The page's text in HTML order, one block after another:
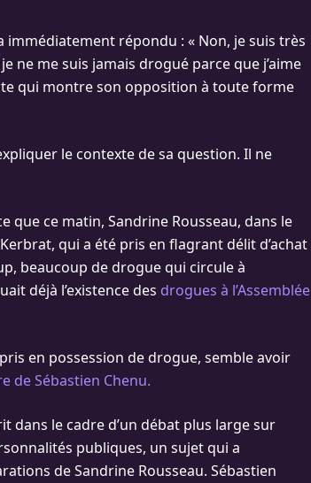
répondu : « Non, je suis très
ne me suis jamais drogué parce que j’aime
qui montre son opposition à toute forme
le contexte de sa question. Il ne
que ce matin, Sandrine Rousseau, dans le
qui a été pris en flagrant délit d’achat
beaucoup de drogue qui circule à
déjà l’existence des drogues à l’Assemblée
en possession de drogue, semble avoir
de Sébastien Chenu.
dans le cadre d’un débat plus large sur
publiques, un sujet qui a
de Sandrine Rousseau. Sébastien